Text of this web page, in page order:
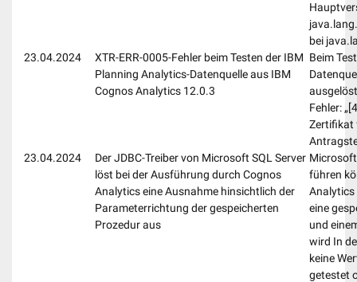
bei
23.04.2024
XTR-ERR-0005-Fehler beim Testen der IBM
Planning Analytics-Datenquelle aus IBM
Cognos Analytics 12.0.3
Beim
Fehler:
23.04.2024
Der JDBC-Treiber von Microsoft SQL Server
löst bei der Ausführung durch Cognos
Analytics eine Ausnahme hinsichtlich der
Parameterrichtung der gespeicherten
Prozedur aus
führen
Analytics
eine
und
wird In
keine
getestet